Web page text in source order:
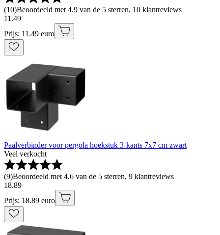
(10)Beoordeeld met 4.9 van de 5 sterren, 10 klantreviews
11 .49
Prijs: 11.49 euro
Paalverbinder voor pergola hoekstuk 3-kants 7x7 cm zwart
Veel verkocht
(9)Beoordeeld met 4.6 van de 5 sterren, 9 klantreviews
18.89
Prijs: 18.89 euro